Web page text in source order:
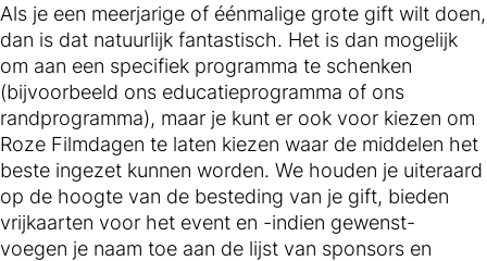
Als je een meerjarige of éénmalige grote gift wilt doen,
dan is dat natuurlijk fantastisch. Het is dan mogelijk
om aan een specifiek programma te schenken
(bijvoorbeeld ons educatieprogramma of ons
randprogramma), maar je kunt er ook voor kiezen om
Roze Filmdagen te laten kiezen waar de middelen het
beste ingezet kunnen worden. We houden je uiteraard
op de hoogte van de besteding van je gift, bieden
vrijkaarten voor het event en -indien gewenst-
voegen je naam toe aan de lijst van sponsors en